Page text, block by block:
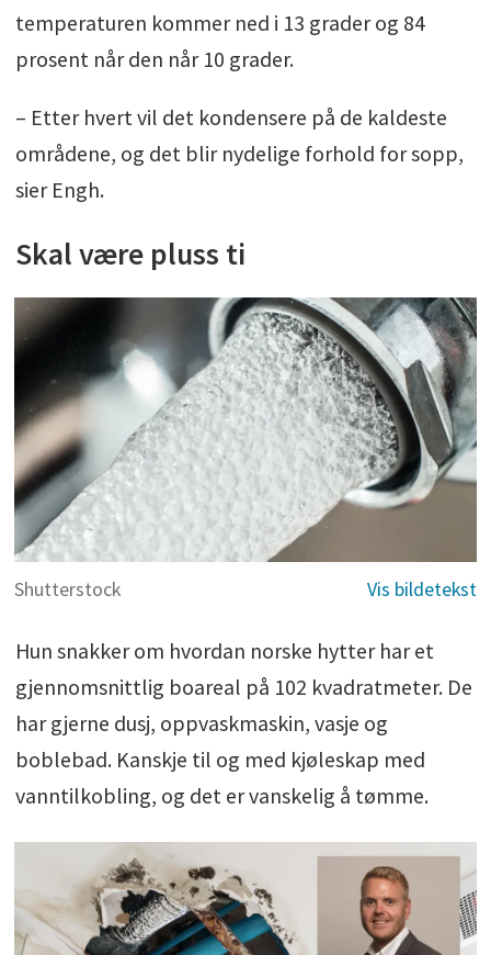
temperaturen kommer ned i 13 grader og 84
prosent når den når 10 grader.
– Etter hvert vil det kondensere på de kaldeste
områdene, og det blir nydelige forhold for sopp,
sier Engh.
Skal være pluss ti
Shutterstock
Hun snakker om hvordan norske hytter har et
gjennomsnittlig boareal på 102 kvadratmeter. De
har gjerne dusj, oppvaskmaskin, vasje og
boblebad. Kanskje til og med kjøleskap med
vanntilkobling, og det er vanskelig å tømme.